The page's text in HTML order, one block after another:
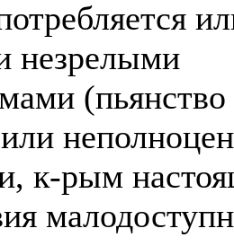
незрелыми
(пьянство
к-рым